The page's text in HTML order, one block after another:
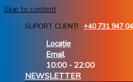
Skip to content
SUPORT CLIENȚI : +40 731 947
Locație
Email
10:00 - 22:00
NEWSLETTER